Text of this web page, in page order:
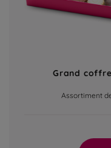
Grand
Assortiment